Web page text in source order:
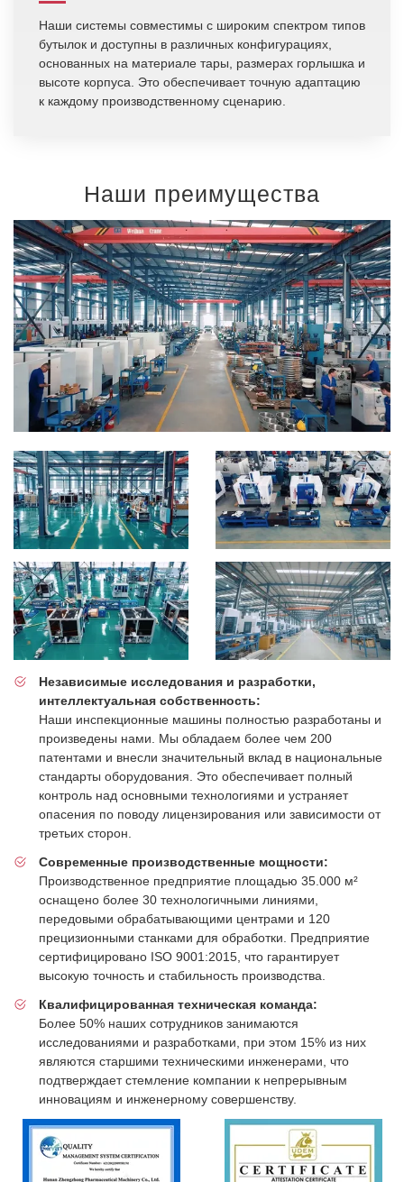
Наши системы совместимы с широким спектром типов
бутылок и доступны в различных конфигурациях,
основанных на материале тары, размерах горлышка и
высоте корпуса. Это обеспечивает точную адаптацию
к каждому производственному сценарию.
Наши преимущества
Независимые исследования и разработки,
интеллектуальная собственность:
Наши инспекционные машины полностью разработаны и
произведены нами. Мы обладаем более чем 200
патентами и внесли значительный вклад в национальные
стандарты оборудования. Это обеспечивает полный
контроль над основными технологиями и устраняет
опасения по поводу лицензирования или зависимости от
третьих сторон.
Современные производственные мощности:
Производственное предприятие площадью 35.000 м²
оснащено более 30 технологичными линиями,
передовыми обрабатывающими центрами и 120
прецизионными станками для обработки. Предприятие
сертифицировано ISO 9001:2015, что гарантирует
высокую точность и стабильность производства.
Квалифицированная техническая команда:
Более 50% наших сотрудников занимаются
исследованиями и разработками, при этом 15% из них
являются старшими техническими инженерами, что
подтверждает стемление компании к непрерывным
инновациям и инженерному совершенству.